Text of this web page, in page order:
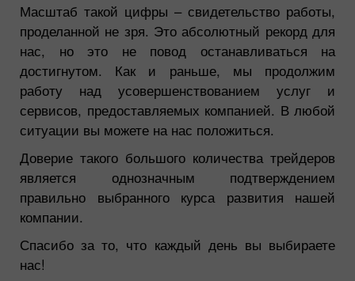
Масштаб такой цифры – свидетельство работы,
проделанной не зря. Это абсолютный рекорд для
нас, но это не повод останавливаться на
достигнутом. Как и раньше, мы продолжим
работу над усовершенствованием услуг и
сервисов, предоставляемых компанией. В любой
ситуации вы можете на нас положиться.
Доверие такого большого количества трейдеров
является однозначным подтверждением
правильно выбранного курса развития нашей
компании.
Спасибо за то, что каждый день вы выбираете
нас!